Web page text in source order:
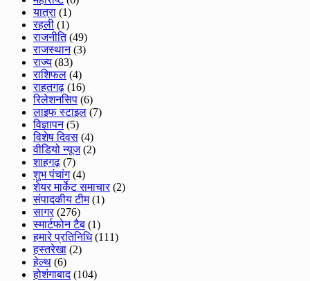
यात्रा (1)
रहली (1)
राजनीति(49)
राजस्थान(3)
राज्य (83)
राशिफल (4)
राहतगढ़ (16)
रिलेशनसिप (6)
लाइफ स्टाइल (7)
विज्ञापन(5)
विशेष दिवस (4)
वीडियो न्यूज(2)
शाहगढ़ (7)
शुभ पंचांग(4)
शेयर मार्केट समाचार(2)
संपादकीय टीम(1)
सागर(276)
स्मार्टफोन टैब (1)
हमारे प्रतिनिधि(111)
हस्तरेखा (2)
हेल्थ (6)
होशंगाबाद(104)